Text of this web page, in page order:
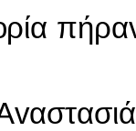
ρία πήρα
v